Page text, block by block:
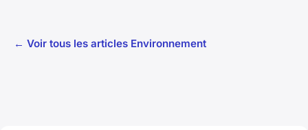
← Voir tous les articles Environnement